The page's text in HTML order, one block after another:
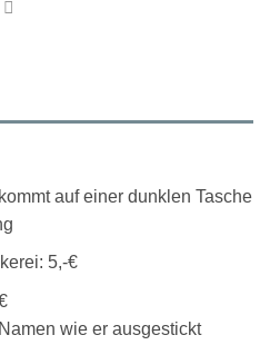
auf einer dunklen Tasche
5,-€
wie er ausgestickt